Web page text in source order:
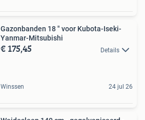
Gazonbanden 18 " voor Kubota-Iseki-
Yanmar-Mitsubishi
€ 175,45 Details
Winssen 24 jul 26